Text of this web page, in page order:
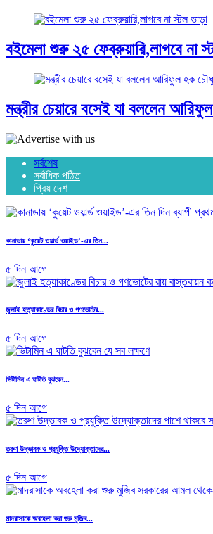
বইমেলা শুরু ২৫ ফেব্রুয়ারি,লাগবে না
মন্ত্রীর চেয়ারে বসেই যা বললেন
সর্বশেষ
সর্বাধিক পঠিত
প্রিয় দেশ
কানাডায় ‘কুয়েট ওয়ার্ল্ড ওয়াইড’-এর তিন...
৫ দিন আগে
জুলাই হত্যাকাণ্ডের বিচার ও গণভোটের...
৫ দিন আগে
ভিটামিন এ ঘাটতি বুঝবেন...
৫ দিন আগে
তরুণ উদ্ভাবক ও প্রযুক্তি উদ্যোক্তাদের...
৫ দিন আগে
মাদরাসাকে অবহেলা করা শুরু মুজিব...